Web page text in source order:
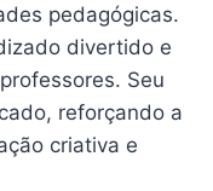
pedagógicas.
divertido e
Seu
reforçando a
criativa e